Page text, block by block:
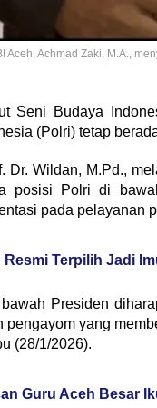
Aceh, Achmad Zaki, M.A.,
Seni Budaya
(Polri) tetap
Dr. Wildan, M.Pd.,
posisi Polri di
pada pelayanan
Resmi Terpilih Jadi
Presiden
yang
(28/1/2026).
Guru Aceh Besar